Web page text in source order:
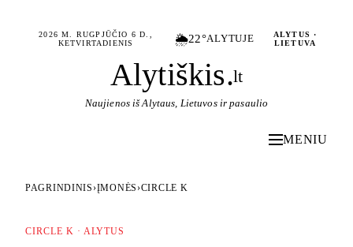
2026 M. RUGPJŪČIO 6 D.,
KETVIRTADIENIS
🌦️22°ALYTUJE
ALYTUS ·
LIETUVA
Alytiškis.lt
Naujienos iš Alytaus, Lietuvos ir pasaulio
MENIU
PAGRINDINIS ›ĮMONĖS ›CIRCLE K
CIRCLE K · ALYTUS